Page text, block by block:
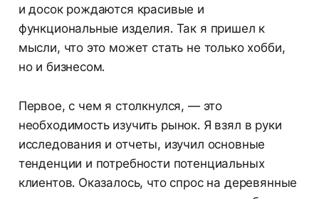
и досок рождаются красивые и
функциональные изделия. Так я пришел к
мысли, что это может стать не только хобби,
но и бизнесом.
Первое, с чем я столкнулся, — это
необходимость изучить рынок. Я взял в руки
исследования и отчеты, изучил основные
тенденции и потребности потенциальных
клиентов. Оказалось, что спрос на деревянные